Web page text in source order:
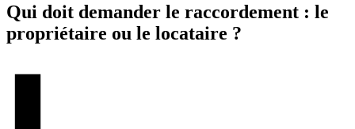
Qui doit demander le raccordement : le
propriétaire ou le locataire ?